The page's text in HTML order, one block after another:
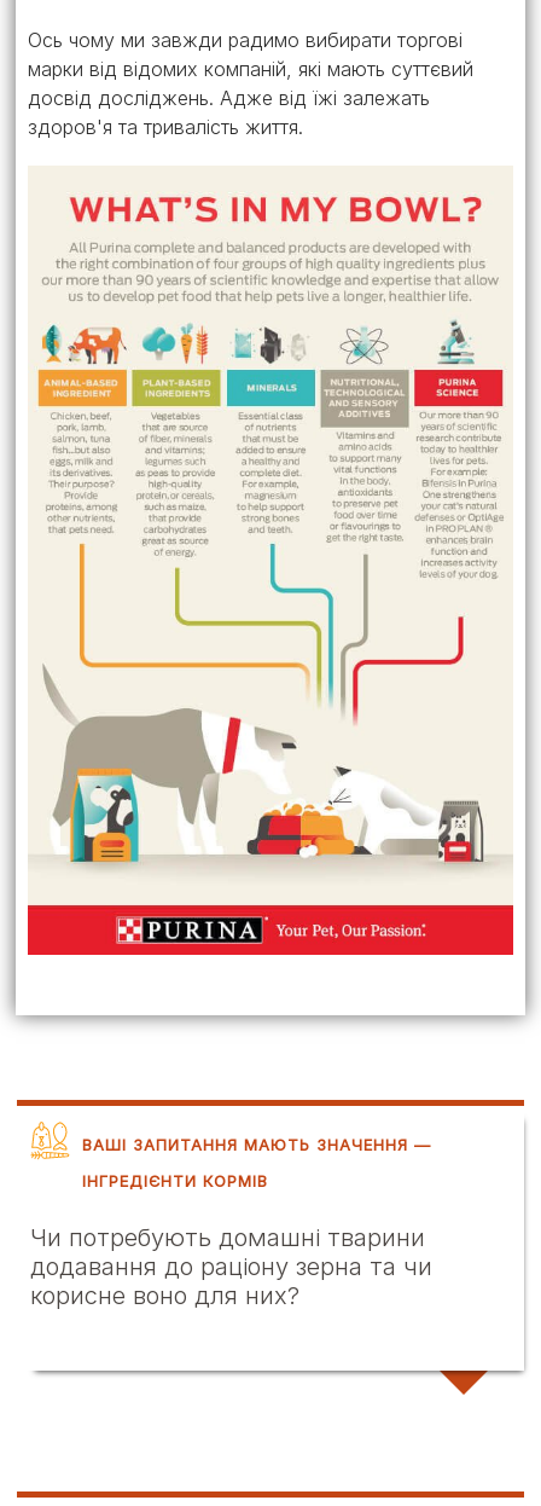
Ось чому ми завжди радимо вибирати торгові
марки від відомих компаній, які мають суттєвий
досвід досліджень. Адже від їжі залежать
здоров'я та тривалість життя.
ВАШІ ЗАПИТАННЯ МАЮТЬ ЗНАЧЕННЯ —
ІНГРЕДІЄНТИ КОРМІВ
Чи потребують домашні тварини
додавання до раціону зерна та чи
корисне воно для них?